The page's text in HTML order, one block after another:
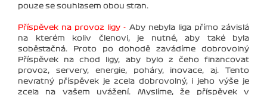
pouze se souhlasem obou stran.
Příspěvek na provoz ligy - Aby nebyla liga přímo závislá
na kterém koliv členovi, je nutné, aby také byla
soběstačná. Proto po dohodě zavádíme dobrovolný
Příspěvek na chod ligy, aby bylo z čeho financovat
provoz, servery, energie, poháry, inovace, aj. Tento
nevratný příspěvek je zcela dobrovolný, i jeho výše je
zcela na vašem uvážení. Myslíme, že příspěvek v